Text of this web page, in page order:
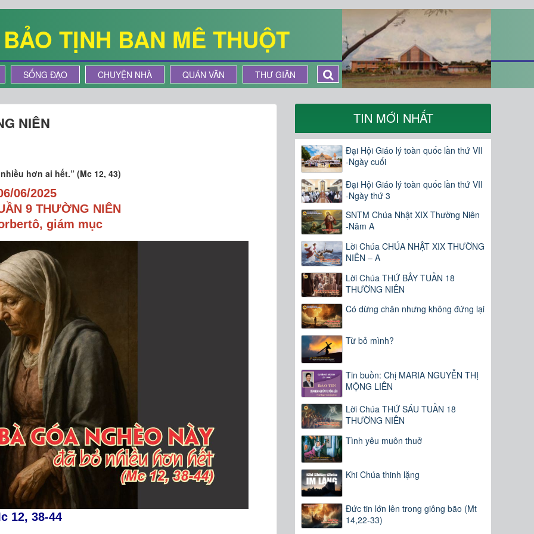
TỊNH BAN MÊ THUỘT
SỐNG ĐẠO CHUYỆN NHÀ QUÁN VĂN THƯ GIÃN
NIÊN
hơn ai hết.” (Mc 12, 43)
06/2025
9 THƯỜNG NIÊN
giám mục
12, 38-44
TIN MỚI NHẤT
Đại Hội Giáo lý toàn quốc lần thứ VII
-Ngày cuối
Đại Hội Giáo lý toàn quốc lần thứ VII
-Ngày thứ 3
SNTM Chúa Nhật XIX Thường Niên
-Năm A
Lời Chúa CHÚA NHẬT XIX THƯỜNG
NIÊN – A
Lời Chúa THỨ BẢY TUẦN 18
THƯỜNG NIÊN
Có dừng chân nhưng không đứng lại
Từ bỏ mình?
Tin buồn: Chị MARIA NGUYỄN THỊ
MỘNG LIÊN
Lời Chúa THỨ SÁU TUẦN 18
THƯỜNG NIÊN
Tình yêu muôn thuở
Khi Chúa thinh lặng
Đức tin lớn lên trong giông bão (Mt
14,22-33)